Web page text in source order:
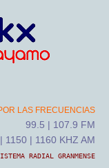
LAS FRECUENCIAS
99.5 | 107.9 FM
1150 | 1160 KHZ AM
RADIAL GRANMENSE